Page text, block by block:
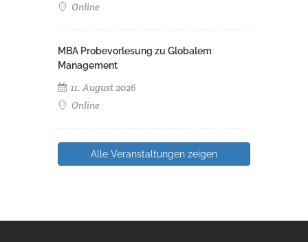
Online
MBA Probevorlesung zu Globalem
Management
11. August 2026
Online
Alle Veranstaltungen zeigen